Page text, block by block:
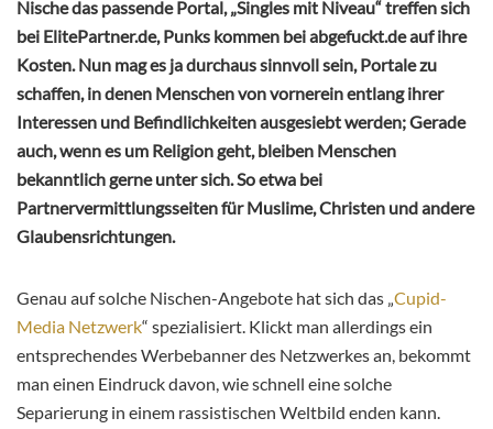
Nische das passende Portal, „Singles mit Niveau“ treffen sich
bei ElitePartner.de, Punks kommen bei abgefuckt.de auf ihre
Kosten. Nun mag es ja durchaus sinnvoll sein, Portale zu
schaffen, in denen Menschen von vornerein entlang ihrer
Interessen und Befindlichkeiten ausgesiebt werden; Gerade
auch, wenn es um Religion geht, bleiben Menschen
bekanntlich gerne unter sich. So etwa bei
Partnervermittlungsseiten für Muslime, Christen und andere
Glaubensrichtungen.
Genau auf solche Nischen-Angebote hat sich das „Cupid-
Media Netzwerk“ spezialisiert. Klickt man allerdings ein
entsprechendes Werbebanner des Netzwerkes an, bekommt
man einen Eindruck davon, wie schnell eine solche
Separierung in einem rassistischen Weltbild enden kann.